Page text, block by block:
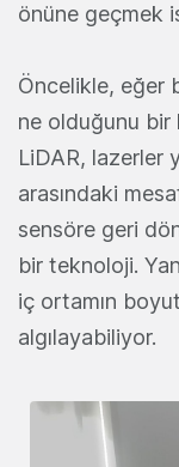
önüne geçmek
Öncelikle, eğer
ne olduğunu bir
LiDAR, lazerler
arasındaki
sensöre geri
bir teknoloji.
iç ortamın
algılayabiliyor.